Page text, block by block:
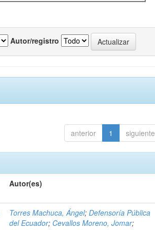
Autor/registro
anterior 1 siguiente
Autor(es)
Torres Machuca, Ángel;Defensoría Pública
del Ecuador; Cevallos Moreno, Jomar;